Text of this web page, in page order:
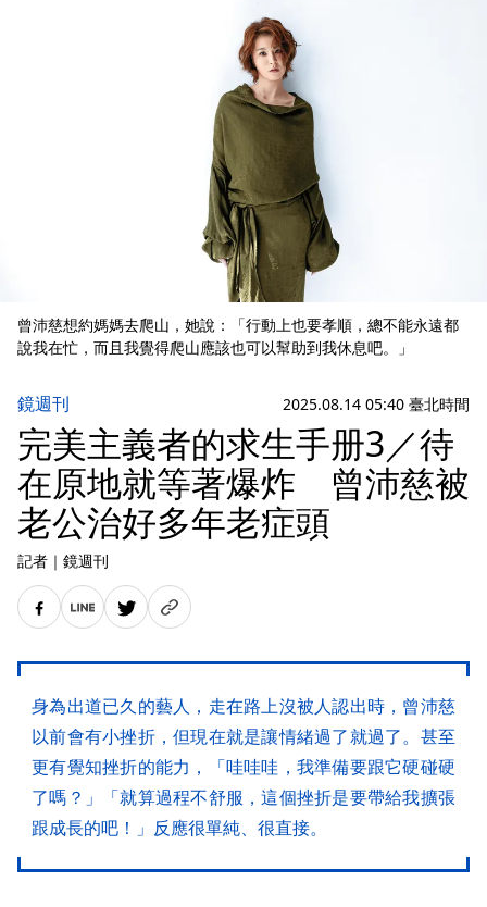
曾沛慈想約媽媽去爬山，她說：「行動上也要孝順，總不能永遠都
說我在忙，而且我覺得爬山應該也可以幫助到我休息吧。」
鏡週刊 2025.08.14 05:40 臺北時間
完美主義者的求生手册3／待
在原地就等著爆炸 曾沛慈被
老公治好多年老症頭
記者 ｜ 鏡週刊
身為出道已久的藝人，走在路上沒被人認出時，曾沛慈
以前會有小挫折，但現在就是讓情緒過了就過了。甚至
更有覺知挫折的能力，「哇哇哇，我準備要跟它硬碰硬
了嗎？」「就算過程不舒服，這個挫折是要帶給我擴張
跟成長的吧！」反應很單純、很直接。